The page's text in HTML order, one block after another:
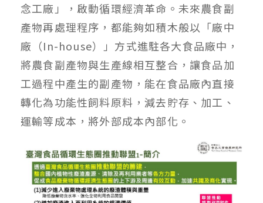
念工廠」，啟動循環經濟革命。未來農食副
產物再處理程序，都能夠如積木般以「廠中
廠（In-house）」方式進駐各大食品廠中，
將農食副產物與生產線相互整合，讓食品加
工過程中產生的副產物，能在食品廠內直接
轉化為功能性飼料原料，減去貯存、加工、
運輸等成本，將外部成本內部化。